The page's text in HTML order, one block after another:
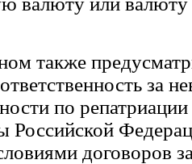
также
за
по
Российской
договоров